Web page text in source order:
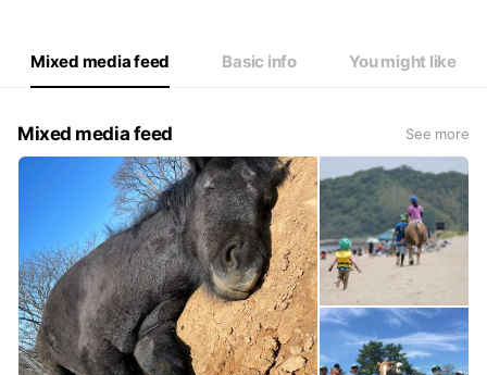
09:00 - 18:00
Mixed media feed Basic info You might like
Mixed media feed See more